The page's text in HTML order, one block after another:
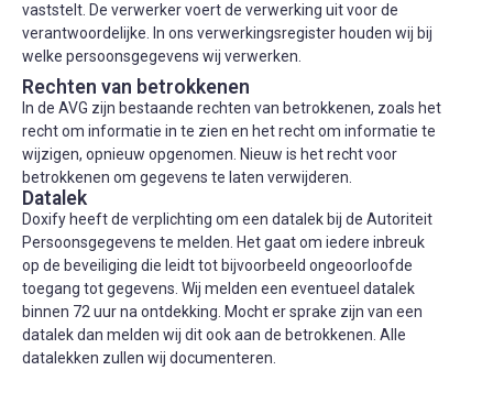
vaststelt. De verwerker voert de verwerking uit voor de
verantwoordelijke. In ons verwerkingsregister houden wij bij
welke persoonsgegevens wij verwerken.
Rechten van betrokkenen
In de AVG zijn bestaande rechten van betrokkenen, zoals het
recht om informatie in te zien en het recht om informatie te
wijzigen, opnieuw opgenomen. Nieuw is het recht voor
betrokkenen om gegevens te laten verwijderen.
Datalek
Doxify heeft de verplichting om een datalek bij de Autoriteit
Persoonsgegevens te melden. Het gaat om iedere inbreuk
op de beveiliging die leidt tot bijvoorbeeld ongeoorloofde
toegang tot gegevens. Wij melden een eventueel datalek
binnen 72 uur na ontdekking. Mocht er sprake zijn van een
datalek dan melden wij dit ook aan de betrokkenen. Alle
datalekken zullen wij documenteren.